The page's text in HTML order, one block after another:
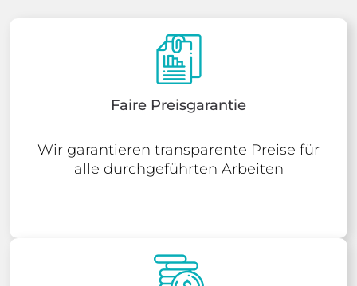
Faire Preisgarantie
Wir garantieren transparente Preise für
alle durchgeführten Arbeiten